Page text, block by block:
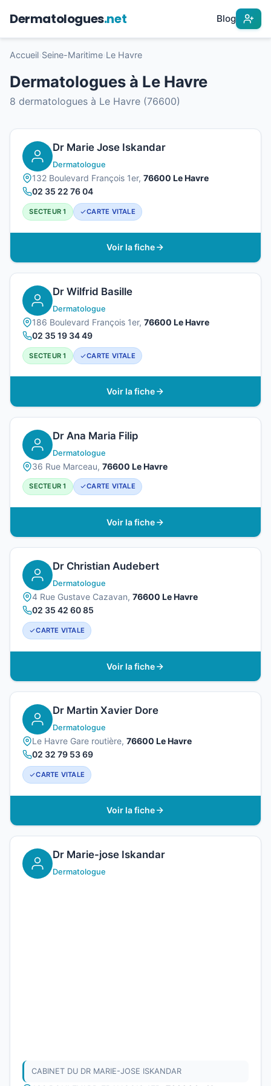
Dermatologues.net Blog
Accueil Seine-Maritime Le Havre
Dermatologues à Le Havre
8 dermatologues à Le Havre (76600)
Dr Marie Jose Iskandar
Dermatologue
132 Boulevard François 1er, 76600 Le Havre
02 35 22 76 04
SECTEUR 1 CARTE VITALE
Voir la fiche
Dr Wilfrid Basille
Dermatologue
186 Boulevard François 1er, 76600 Le Havre
02 35 19 34 49
SECTEUR 1 CARTE VITALE
Voir la fiche
Dr Ana Maria Filip
Dermatologue
36 Rue Marceau, 76600 Le Havre
SECTEUR 1 CARTE VITALE
Voir la fiche
Dr Christian Audebert
Dermatologue
4 Rue Gustave Cazavan, 76600 Le Havre
02 35 42 60 85
CARTE VITALE
Voir la fiche
Dr Martin Xavier Dore
Dermatologue
Le Havre Gare routière, 76600 Le Havre
02 32 79 53 69
CARTE VITALE
Voir la fiche
Dr Marie-jose Iskandar
Dermatologue
CABINET DU DR MARIE-JOSE ISKANDAR